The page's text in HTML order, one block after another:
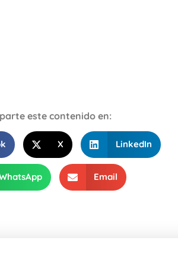
este contenido en:
X LinkedIn
Email